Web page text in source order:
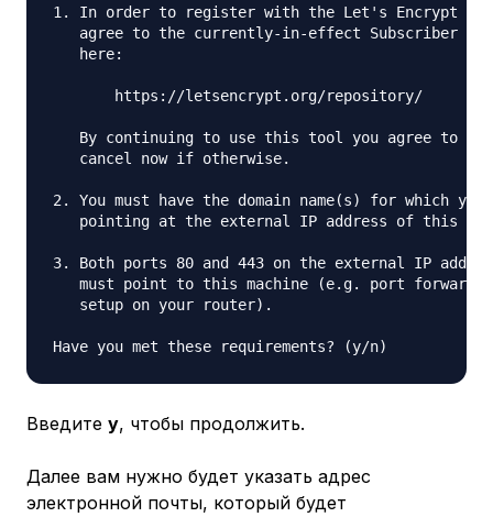
1. In order to register with the Let's Encrypt
agree to the currently-in-effect Subscriber
   here:
       https://letsencrypt.org/repository/
By continuing to use this tool you agree to
   cancel now if otherwise.
2. You must have the domain name(s) for which
pointing at the external IP address of this
3. Both ports 80 and 443 on the external IP
must point to this machine (e.g. port
   setup on your router).
Введите y, чтобы продолжить.
Далее вам нужно будет указать адрес
электронной почты, который будет